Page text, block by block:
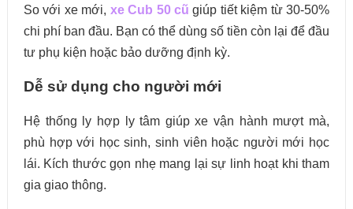
So với xe mới, xe Cub 50 cũ giúp tiết kiệm từ 30-50%
chi phí ban đầu. Bạn có thể dùng số tiền còn lại để đầu
tư phụ kiện hoặc bảo dưỡng định kỳ.
Dễ sử dụng cho người mới
Hệ thống ly hợp ly tâm giúp xe vận hành mượt mà,
phù hợp với học sinh, sinh viên hoặc người mới học
lái. Kích thước gọn nhẹ mang lại sự linh hoạt khi tham
gia giao thông.